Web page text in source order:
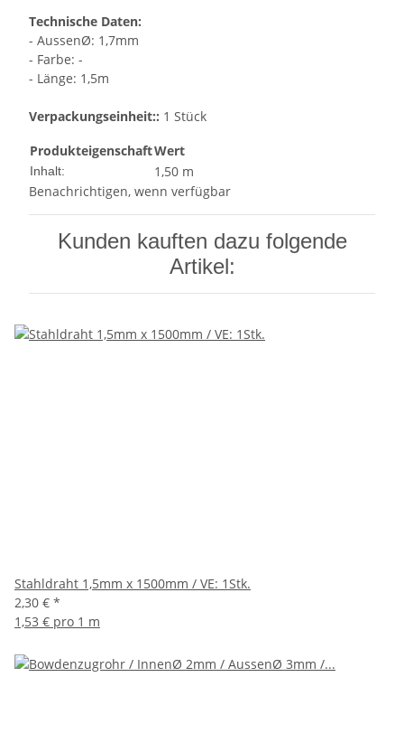
Technische Daten:
- AussenØ: 1,7mm
- Farbe: -
- Länge: 1,5m
Verpackungseinheit:: 1 Stück
ProdukteigenschaftWert
Inhalt:
1,50 m
Benachrichtigen, wenn verfügbar
Kunden kauften dazu folgende
Artikel:
Stahldraht 1,5mm x 1500mm / VE: 1Stk.
2,30 € *
1,53 € pro 1 m